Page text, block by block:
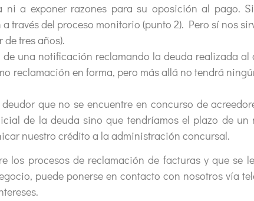
ni a exponer razones para su oposición al pago.
través del proceso monitorio (punto 2). Pero sí nos
tres años).
de una notificación reclamando la deuda realizada
reclamación en forma, pero más allá no tendrá
que no se encuentre en concurso de
de la deuda sino que tendríamos el plazo de
nuestro crédito a la administración concursal.
los procesos de reclamación de facturas y que se
puede ponerse en contacto con nosotros vía